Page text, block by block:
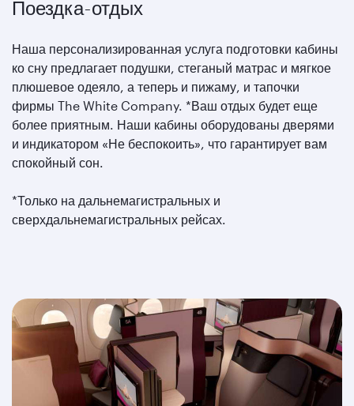
Поездка-отдых
Наша персонализированная услуга подготовки кабины
ко сну предлагает подушки, стеганый матрас и мягкое
плюшевое одеяло, а теперь и пижаму, и тапочки
фирмы The White Company. *Ваш отдых будет еще
более приятным. Наши кабины оборудованы дверями
и индикатором «Не беспокоить», что гарантирует вам
спокойный сон.
*Только на дальнемагистральных и
сверхдальнемагистральных рейсах.